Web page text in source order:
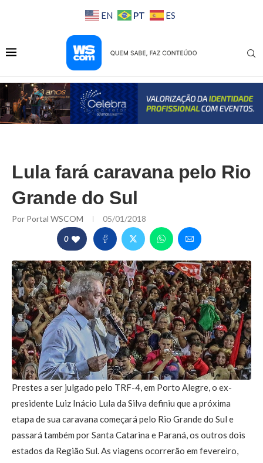
EN PT ES
Lula fará caravana pelo Rio
Grande do Sul
Por Portal WSCOM 05/01/2018
0
Prestes a ser julgado pelo TRF-4, em Porto Alegre, o ex-
presidente Luiz Inácio Lula da Silva definiu que a próxima
etapa de sua caravana começará pelo Rio Grande do Sul e
passará também por Santa Catarina e Paraná, os outros dois
estados da Região Sul. As viagens ocorrerão em fevereiro,